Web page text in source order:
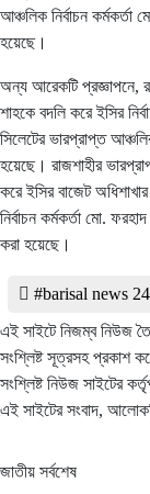
আঞ্চলিক নির্বাচন কর্মকর্তা
হয়েছে।
অন্য আরেকটি প্রজ্ঞাপনে,
শাহকে বদলি করে ইসির
সিলেটের ভারপ্রাপ্ত
হয়েছে। রাজশাহীর
করে ইসির বাজেট
নির্বাচন কর্মকর্তা মো.
করা হয়েছে।
#barisal news 24
এই সাইটে নিজম্ব নিউজ
সংশ্লিষ্ট সূত্রসহ প্রকাশ
সংশ্লিষ্ট নিউজ সাইটের
এই সাইটের সংবাদ,
জাতীয় সর্বশেষ